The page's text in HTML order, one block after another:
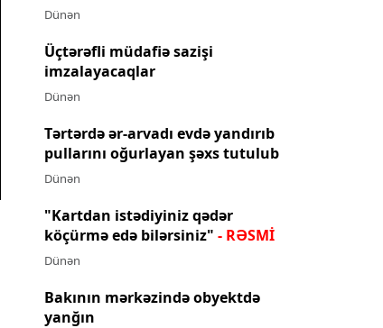
Dünən
Üçtərəfli müdafiə sazişi
imzalayacaqlar
Dünən
Tərtərdə ər-arvadı evdə yandırıb
pullarını oğurlayan şəxs tutulub
Dünən
"Kartdan istədiyiniz qədər
köçürmə edə bilərsiniz" - RƏSMİ
Dünən
Bakının mərkəzində obyektdə
yanğın